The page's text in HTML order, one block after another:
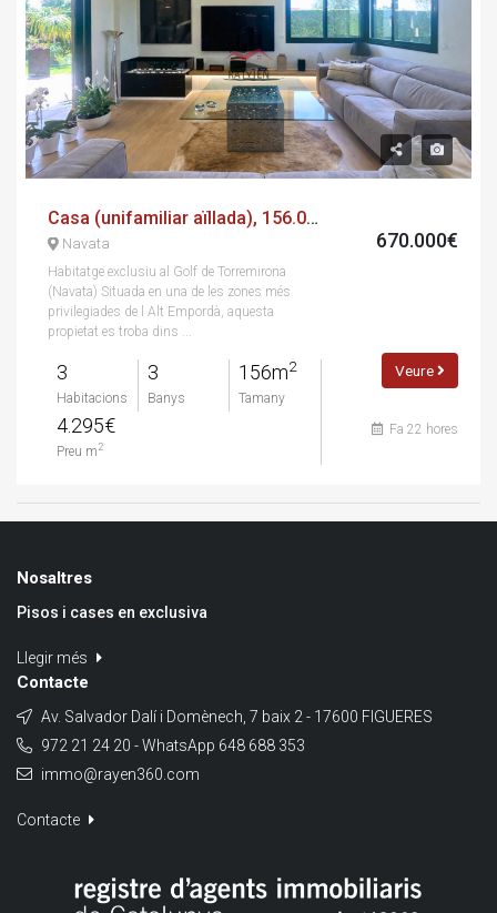
Casa (unifamiliar aïllada), 156.00 m², 3 dorm, seminou
Navata
Habitatge exclusiu al Golf de Torremirona
(Navata) Situada en una de les zones més
privilegiades de l Alt Empordà, aquesta
propietat es troba dins ...
3
Habitacions
3
Banys
156m2
Tamany
4.295€
Preu m 2
670.000€
Veure
Fa 22 hores
Nosaltres
Pisos i cases en exclusiva
Llegir més
Contacte
Av. Salvador Dalí i Domènech, 7 baix 2 - 17600 FIGUERES
972 21 24 20 - WhatsApp 648 688 353
immo@rayen360.com
Contacte